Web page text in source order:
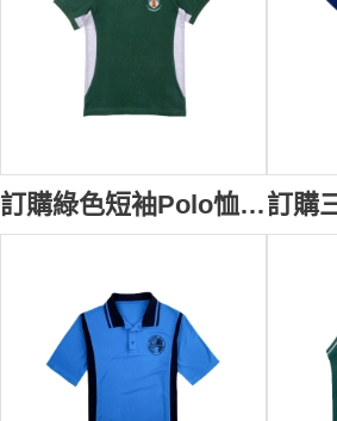
訂購綠色短袖Polo恤校服 衫側撞色貼布 中小學校服 繡花LOGO 高主教書院 100%cotton SU373